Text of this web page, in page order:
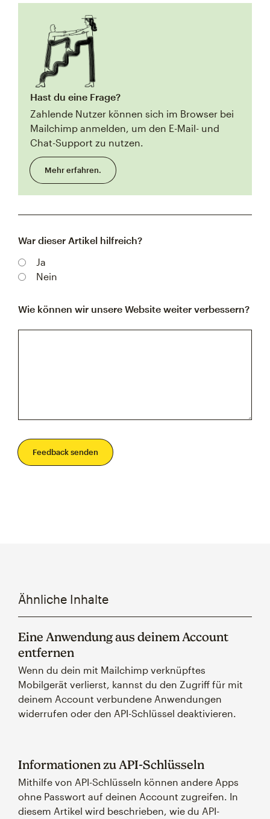
Hast du eine Frage?
Zahlende Nutzer können sich im Browser bei
Mailchimp anmelden, um den E-Mail- und
Chat-Support zu nutzen.
Mehr erfahren.
War dieser Artikel hilfreich?
Ja
Nein
Wie können wir unsere Website weiter verbessern?
Feedback senden
Ähnliche Inhalte
Eine Anwendung aus deinem Account
entfernen
Wenn du dein mit Mailchimp verknüpftes
Mobilgerät verlierst, kannst du den Zugriff für mit
deinem Account verbundene Anwendungen
widerrufen oder den API-Schlüssel deaktivieren.
Informationen zu API-Schlüsseln
Mithilfe von API-Schlüsseln können andere Apps
ohne Passwort auf deinen Account zugreifen. In
diesem Artikel wird beschrieben, wie du API-